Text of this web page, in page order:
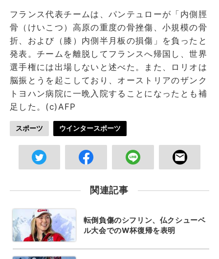
フランス代表チームは、パンテュローが「内側脛
骨（けいこつ）高原の重度の骨挫傷、小規模の骨
折、および（膝）内側半月板の損傷」を負ったと
発表。チームを離脱してフランスへ帰国し、世界
選手権には出場しないと述べた。また、ロリオは
脳振とうを起こしており、オーストリアのザンク
トヨハン病院に一晩入院することになったとも補
足した。(c)AFP
スポーツ ウインタースポーツ
関連記事
転倒負傷のシフリン、仏クシューベ
ル大会でのW杯復帰を表明